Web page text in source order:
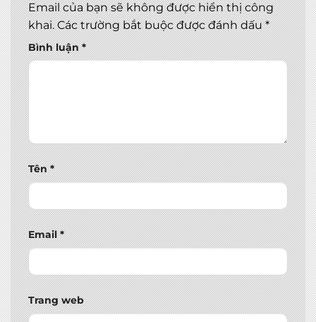
Email của bạn sẽ không được hiển thị công
khai. Các trường bắt buộc được đánh dấu*
Bình luận*
Tên*
Email*
Trang web